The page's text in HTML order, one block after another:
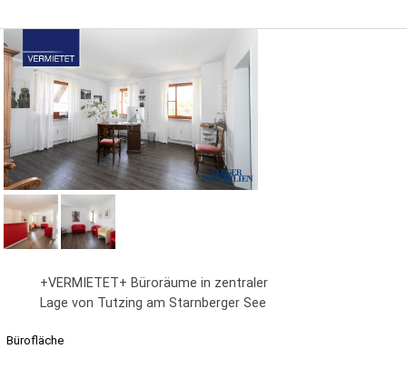
+VERMIETET+ Büroräume in zentraler
Lage von Tutzing am Starnberger See
Bürofläche